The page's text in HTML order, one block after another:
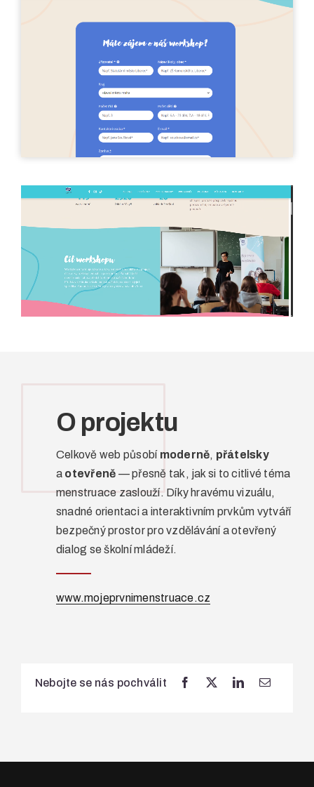
O projektu
Celkově web působí moderně, přátelsky
a otevřeně — přesně tak, jak si to citlivé téma
menstruace zaslouží. Díky hravému vizuálu,
snadné orientaci a interaktivním prvkům vytváří
bezpečný prostor pro vzdělávání a otevřený
dialog se školní mládeží.
www.mojeprvnimenstruace.cz
Nebojte se nás pochválit